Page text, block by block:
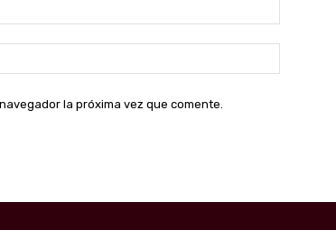
web:
la próxima vez que comente.